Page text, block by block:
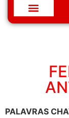
PALAVRAS